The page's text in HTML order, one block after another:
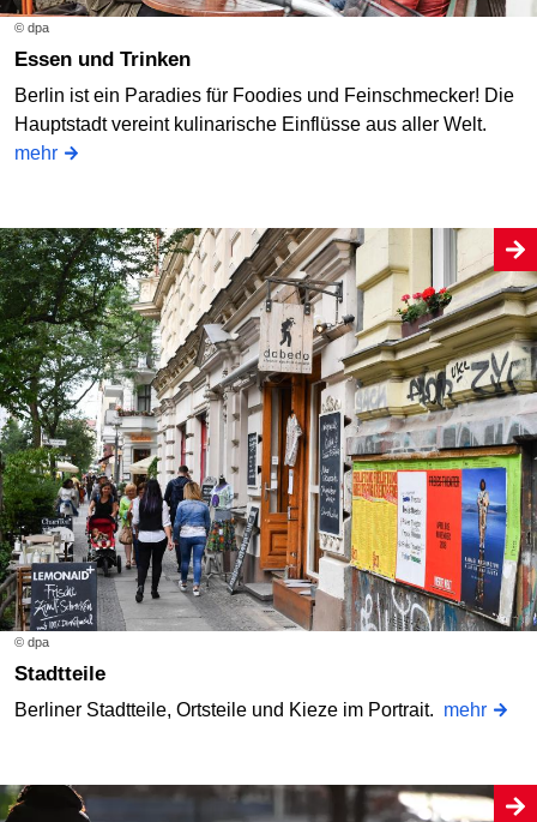
© dpa
Essen und Trinken
Berlin ist ein Paradies für Foodies und Feinschmecker! Die
Hauptstadt vereint kulinarische Einflüsse aus aller Welt.
mehr
© dpa
Stadtteile
Berliner Stadtteile, Ortsteile und Kieze im Portrait. mehr